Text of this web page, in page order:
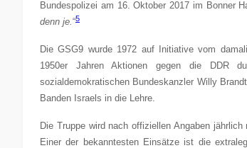
Bundespolizei am 16. Oktober 2017 im Bonner
denn je. “5
Die GSG9 wurde 1972 auf Initiative vom
1950er Jahren Aktionen gegen die DDR
sozialdemokratischen Bundeskanzler Willy
Banden Israels in die Lehre.
Die Truppe wird nach offiziellen Angaben
Einer der bekanntesten Einsätze ist die